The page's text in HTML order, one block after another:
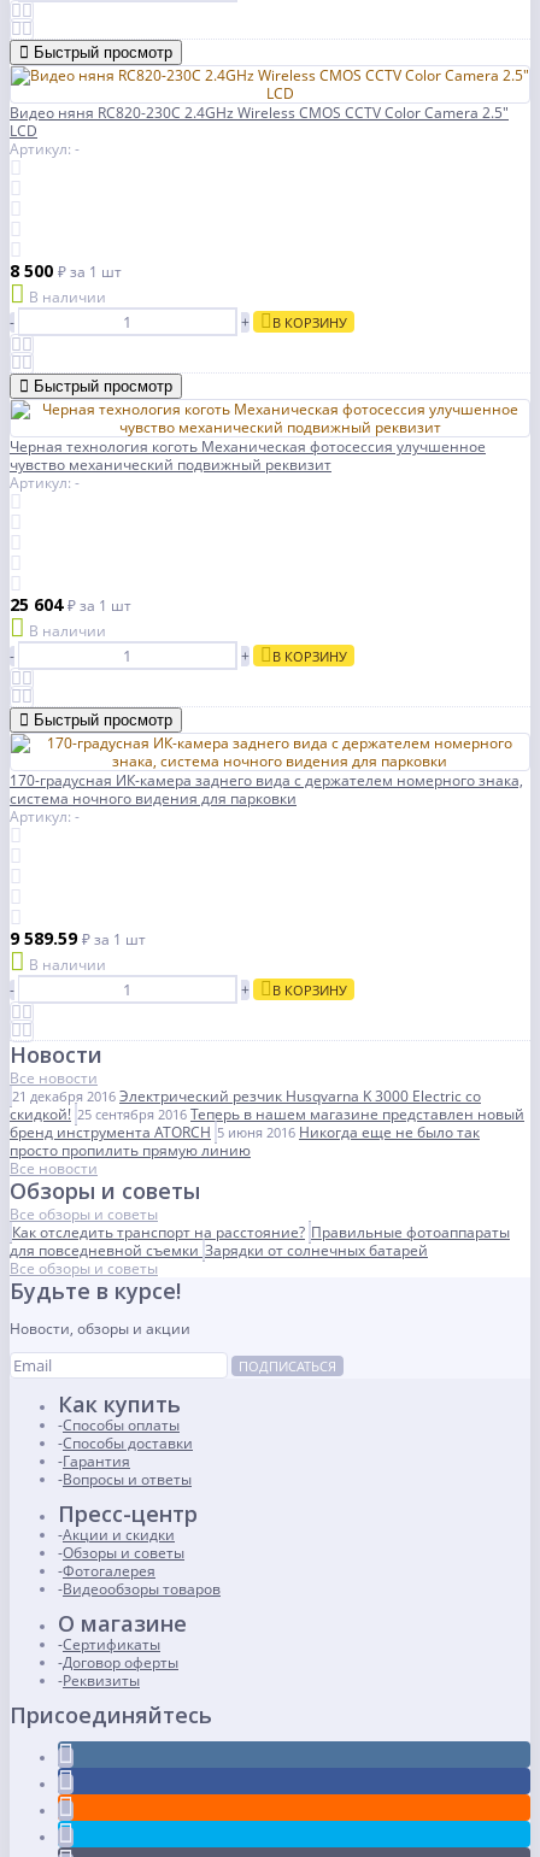
Быстрый просмотр
Видео няня RC820-230C 2.4GHz Wireless CMOS CCTV Color Camera 2.5"
LCD
Артикул: -
8 500 ₽за 1 шт
В наличии
-
+ В КОРЗИНУ
Быстрый просмотр
Черная технология коготь Механическая фотосессия улучшенное
чувство механический подвижный реквизит
Артикул: -
25 604₽за 1 шт
В наличии
-
+ В КОРЗИНУ
Быстрый просмотр
170-градусная ИК-камера заднего вида с держателем номерного знака,
система ночного видения для парковки
Артикул: -
9 589.59₽за 1 шт
В наличии
-
+ В КОРЗИНУ
Новости
Все новости
21 декабря 2016 Электрический резчик Husqvarna K 3000 Electric со
скидкой! 25 сентября 2016 Теперь в нашем магазине представлен новый
бренд инструмента ATORCH 5 июня 2016 Никогда еще не было так
просто пропилить прямую линию
Все новости
Обзоры и советы
Все обзоры и советы
Как отследить транспорт на расстояние? Правильные фотоаппараты
для повседневной съемки Зарядки от солнечных батарей
Все обзоры и советы
Будьте в курсе!
Новости, обзоры и акции
ПОДПИСАТЬСЯ
Как купить
Способы оплаты
Способы доставки
Гарантия
Вопросы и ответы
Пресс-центр
Акции и скидки
Обзоры и советы
Фотогалерея
Видеообзоры товаров
О магазине
Сертификаты
Договор оферты
Реквизиты
Присоединяйтесь